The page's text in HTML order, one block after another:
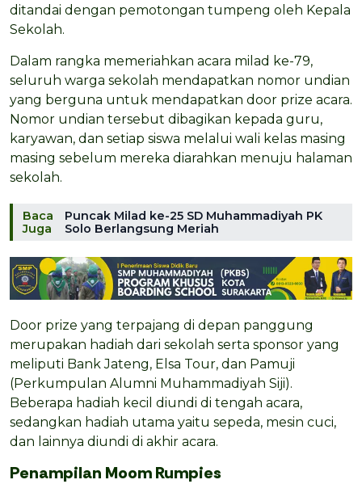
ditandai dengan pemotongan tumpeng oleh Kepala
Sekolah.
Dalam rangka memeriahkan acara milad ke-79,
seluruh warga sekolah mendapatkan nomor undian
yang berguna untuk mendapatkan door prize acara.
Nomor undian tersebut dibagikan kepada guru,
karyawan, dan setiap siswa melalui wali kelas masing
masing sebelum mereka diarahkan menuju halaman
sekolah.
Baca
Juga
Puncak Milad ke-25 SD Muhammadiyah PK
Solo Berlangsung Meriah
Door prize yang terpajang di depan panggung
merupakan hadiah dari sekolah serta sponsor yang
meliputi Bank Jateng, Elsa Tour, dan Pamuji
(Perkumpulan Alumni Muhammadiyah Siji).
Beberapa hadiah kecil diundi di tengah acara,
sedangkan hadiah utama yaitu sepeda, mesin cuci,
dan lainnya diundi di akhir acara.
Penampilan Moom Rumpies